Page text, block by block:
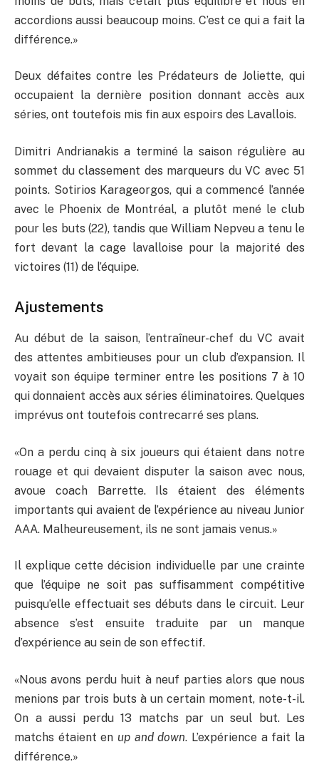
accordions aussi beaucoup moins. C’est ce qui a fait la
différence.»
Deux défaites contre les Prédateurs de Joliette, qui
occupaient la dernière position donnant accès aux
séries, ont toutefois mis fin aux espoirs des Lavallois.
Dimitri Andrianakis a terminé la saison régulière au
sommet du classement des marqueurs du VC avec 51
points. Sotirios Karageorgos, qui a commencé l’année
avec le Phoenix de Montréal, a plutôt mené le club
pour les buts (22), tandis que William Nepveu a tenu le
fort devant la cage lavalloise pour la majorité des
victoires (11) de l’équipe.
Ajustements
Au début de la saison, l’entraîneur-chef du VC avait
des attentes ambitieuses pour un club d’expansion. Il
voyait son équipe terminer entre les positions 7 à 10
qui donnaient accès aux séries éliminatoires. Quelques
imprévus ont toutefois contrecarré ses plans.
«On a perdu cinq à six joueurs qui étaient dans notre
rouage et qui devaient disputer la saison avec nous,
avoue coach Barrette. Ils étaient des éléments
importants qui avaient de l’expérience au niveau Junior
AAA. Malheureusement, ils ne sont jamais venus.»
Il explique cette décision individuelle par une crainte
que l’équipe ne soit pas suffisamment compétitive
puisqu’elle effectuait ses débuts dans le circuit. Leur
absence s’est ensuite traduite par un manque
d’expérience au sein de son effectif.
«Nous avons perdu huit à neuf parties alors que nous
menions par trois buts à un certain moment, note-t-il.
On a aussi perdu 13 matchs par un seul but. Les
matchs étaient en up and down. L’expérience a fait la
différence.»